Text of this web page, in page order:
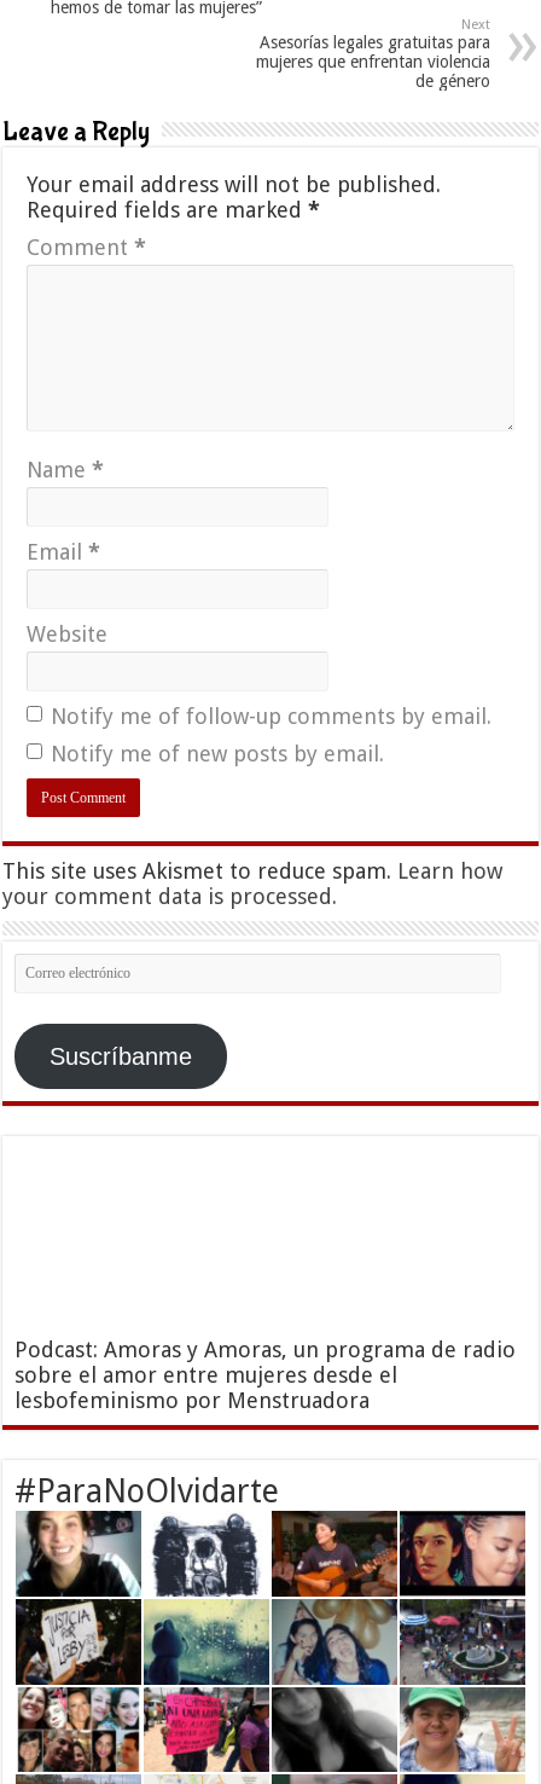
hemos de tomar las mujeres”
Next
Asesorías legales gratuitas para
mujeres que enfrentan violencia
de género
Leave a Reply
Your email address will not be published.
Required fields are marked*
Comment*
Name*
Email*
Website
Notify me of follow-up comments by email.
Notify me of new posts by email.
This site uses Akismet to reduce spam. Learn how
your comment data is processed.
Correo
electrónico
Suscríbanme
Podcast: Amoras y Amoras, un programa de radio
sobre el amor entre mujeres desde el
lesbofeminismo por Menstruadora
#ParaNoOlvidarte